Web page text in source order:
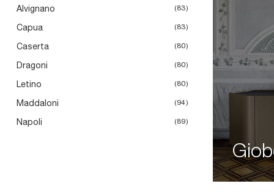
Alvignano 83
Capua 83
Caserta 80
Dragoni 80
Letino 80
Maddaloni 94
Napoli 89